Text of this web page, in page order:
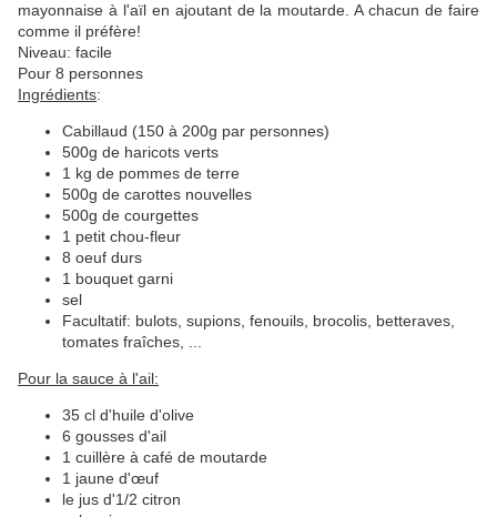
mayonnaise à l'aïl en ajoutant de la moutarde. A chacun de faire
comme il préfère!
Niveau: facile
Pour 8 personnes
Ingrédients:
Cabillaud (150 à 200g par personnes)
500g de haricots verts
1 kg de pommes de terre
500g de carottes nouvelles
500g de courgettes
1 petit chou-fleur
8 oeuf durs
1 bouquet garni
sel
Facultatif: bulots, supions, fenouils, brocolis, betteraves,
tomates fraîches, ...
Pour la sauce à l'ail:
35 cl d'huile d'olive
6 gousses d'ail
1 cuillère à café de moutarde
1 jaune d'œuf
le jus d'1/2 citron